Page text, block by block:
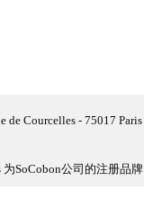
de Courcelles - 75017 Paris
为SoCobon公司的注册品牌